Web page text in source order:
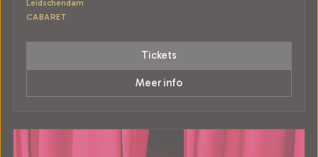
Leidschendam
CABARET
Tickets
Meer info